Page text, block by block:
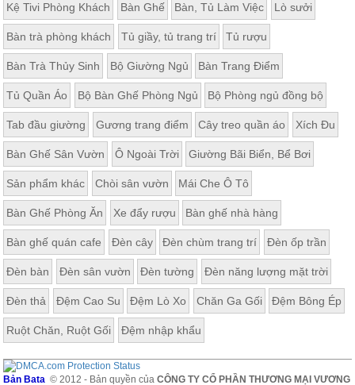
Kệ Tivi Phòng Khách Bàn Ghế Bàn, Tủ Làm Việc Lò sưởi
Bàn trà phòng khách Tủ giầy, tủ trang trí Tủ rượu
Bàn Trà Thủy Sinh Bộ Giường Ngủ Bàn Trang Điểm
Tủ Quần Áo Bộ Bàn Ghế Phòng Ngủ Bộ Phòng ngủ đồng bộ
Tab đầu giường Gương trang điểm Cây treo quần áo Xích Đu
Bàn Ghế Sân Vườn Ô Ngoài Trời Giường Bãi Biển, Bể Bơi
Sản phẩm khác Chòi sân vườn Mái Che Ô Tô
Bàn Ghế Phòng Ăn Xe đẩy rượu Bàn ghế nhà hàng
Bàn ghế quán cafe Đèn cây Đèn chùm trang trí Đèn ốp trần
Đèn bàn Đèn sân vườn Đèn tường Đèn năng lượng mặt trời
Đèn thả Đệm Cao Su Đệm Lò Xo Chăn Ga Gối Đệm Bông Ép
Ruột Chăn, Ruột Gối Đệm nhập khẩu
Bản Bata © 2012 - Bản quyền củaCÔNG TY CỔ PHẦN THƯƠNG MẠI VƯƠNG